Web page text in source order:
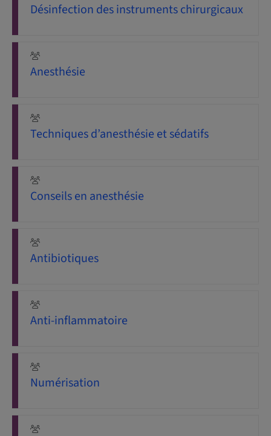
Désinfection des instruments chirurgicaux
Anesthésie
Techniques d’anesthésie et sédatifs
Conseils en anesthésie
Antibiotiques
Anti-inflammatoire
Numérisation